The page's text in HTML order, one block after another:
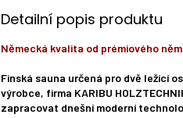
Detailní popis produktu
Německá kvalita od prémiového
Finská sauna určená pro dvě ležící
výrobce, firma KARIBU
zapracovat dnešní moderní